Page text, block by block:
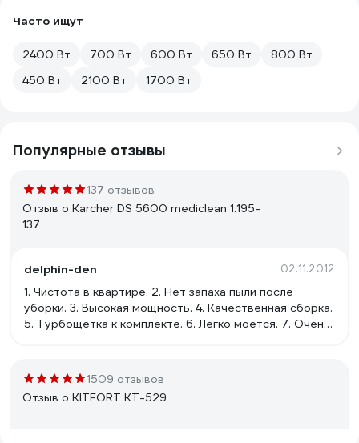
Часто ищут
2400 Вт 700 Вт 600 Вт 650 Вт
800 Вт
450 Вт
2100 Вт 1700 Вт
Популярные отзывы
137 отзывов
Отзыв о Karcher DS 5600 mediclean 1.195-
137
delphin-den 02.11.2012
1. Чистота в квартире. 2. Нет запаха пыли после
уборки. 3. Высокая мощность. 4. Качественная сборка.
5. Турбощетка к комплекте. 6. Легко моется. 7. Очень
1509 отзывов
Отзыв о KITFORT КТ-529